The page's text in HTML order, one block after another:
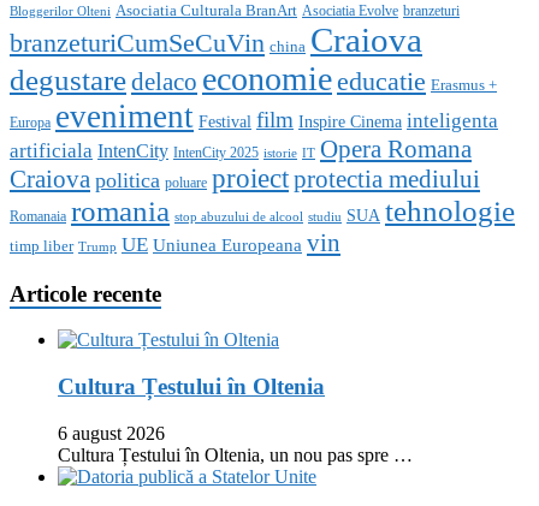
Bloggerilor Olteni Asociatia Culturala BranArt Asociatia Evolve branzeturi
branzeturiCumSeCuVin china Craiova
degustaredelaco economieeducatie Erasmus +
Europa eveniment Festival film Inspire Cinema inteligenta
artificiala IntenCity IntenCity 2025 istorie IT Opera Romana
Craiova politica poluare proiectprotectia mediului
Romanaia romania stop abuzului de alcool studiu SUA tehnologie
timp liber Trump UE Uniunea Europeana vin
Articole recente
Cultura Țestului în Oltenia
6 august 2026
Cultura Țestului în Oltenia, un nou pas spre …